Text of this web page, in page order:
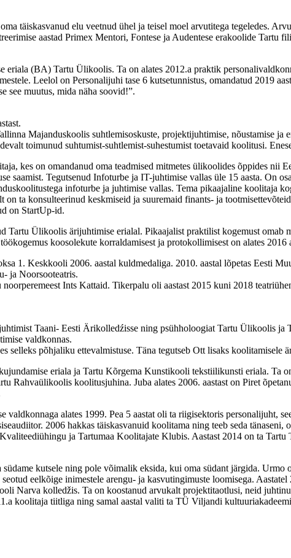
täiskasvanud elu veetnud ühel ja teisel moel arvutitega tegeledes.
aastad Primex Mentori, Fontese ja Audentese erakoolide
eriala (BA) Tartu Ülikoolis. Ta on alates 2012.a praktik
Leelol on Personalijuhi tase 6 kutsetunnistus, omandatud 2019
see muutus, mida näha soovid!”.
Majanduskoolis suhtlemisoskuste, projektijuhtimise, nõustamise ja
toimunud suhtumist-suhtlemist-suhestumist toetavaid koolitusi.
kes on omandanud oma teadmised mitmetes ülikoolides õppides nii
saamist. Tegutsenud Infoturbe ja IT-juhtimise vallas üle 15 aasta. On
infoturbe ja juhtimise vallas. Tema pikaajaline koolitaja
ta konsulteerinud keskmiseid ja suuremaid finants- ja
on StartUp-id.
Tartu Ülikoolis ärijuhtimise erialal. Pikaajalist praktilist kogemust
koosolekute korraldamisest ja protokollimisest on alates 2016
1. Keskkooli 2006. aastal kuldmedaliga. 2010. aastal lõpetas Eesti
ja Noorsooteatris.
Ints Kattaid. Tikerpalu oli aastast 2015 kuni 2018
Taani- Eesti Ärikolledźisse ning psühholoogiat Tartu Ülikoolis
valdkonnas.
selleks põhjaliku ettevalmistuse. Täna tegutseb Ott lisaks koolitamisele
eriala ja Tartu Kõrgema Kunstikooli tekstiilikunsti eriala. Ta
Rahvaülikoolis koolitusjuhina. Juba alates 2006. aastast on Piret
valdkonnaga alates 1999. Pea 5 aastat oli ta riigisektoris personalijuht,
2006 hakkas täiskasvanuid koolitama ning teeb seda
ja Tartumaa Koolitajate Klubis. Aastast 2014 on ta Tartu
kutsele ning pole võimalik eksida, kui oma südant järgida.
eelkõige inimestele arengu- ja kasvutingimuste loomisega.
Narva kolledžis. Ta on koostanud arvukalt projektitaotlusi, neid
koolitaja tiitliga ning samal aastal valiti ta TÜ Viljandi